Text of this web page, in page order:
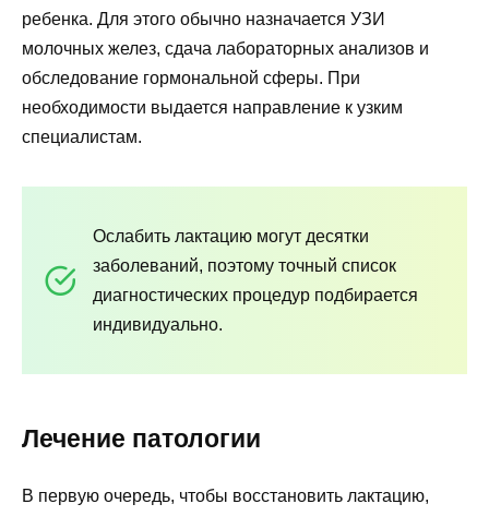
ребенка. Для этого обычно назначается УЗИ
молочных желез, сдача лабораторных анализов и
обследование гормональной сферы. При
необходимости выдается направление к узким
специалистам.
Ослабить лактацию могут десятки
заболеваний, поэтому точный список
диагностических процедур подбирается
индивидуально.
Лечение патологии
В первую очередь, чтобы восстановить лактацию,